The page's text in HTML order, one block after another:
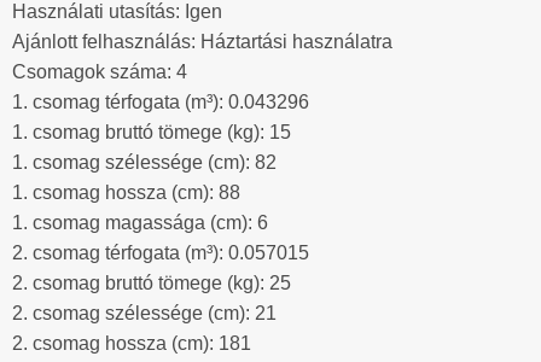
Használati utasítás: Igen
Ajánlott felhasználás: Háztartási használatra
Csomagok száma: 4
1. csomag térfogata (m³): 0.043296
1. csomag bruttó tömege (kg): 15
1. csomag szélessége (cm): 82
1. csomag hossza (cm): 88
1. csomag magassága (cm): 6
2. csomag térfogata (m³): 0.057015
2. csomag bruttó tömege (kg): 25
2. csomag szélessége (cm): 21
2. csomag hossza (cm): 181